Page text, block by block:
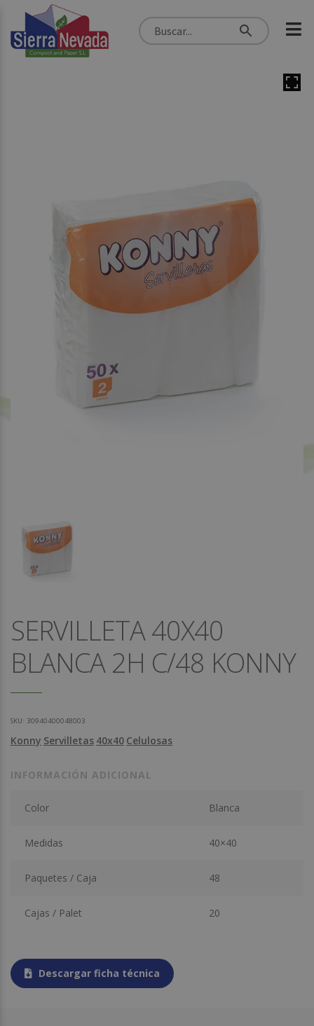
SERVILLETA 40X40
BLANCA 2H C/48 KONNY
SKU: 30940400048003
Konny Servilletas 40x40 Celulosas
INFORMACIÓN ADICIONAL
Color Blanca
Medidas 40×40
Paquetes / Caja 48
Cajas / Palet 20
Descargar ficha técnica